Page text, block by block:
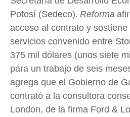
Potosí (Sedeco). Reforma
acceso al contrato y
servicios convenido entre
375 mil dólares (unos siete
para un trabajo de seis
agrega que el Gobierno de
contrató a la consultora
London, de la firma Ford &